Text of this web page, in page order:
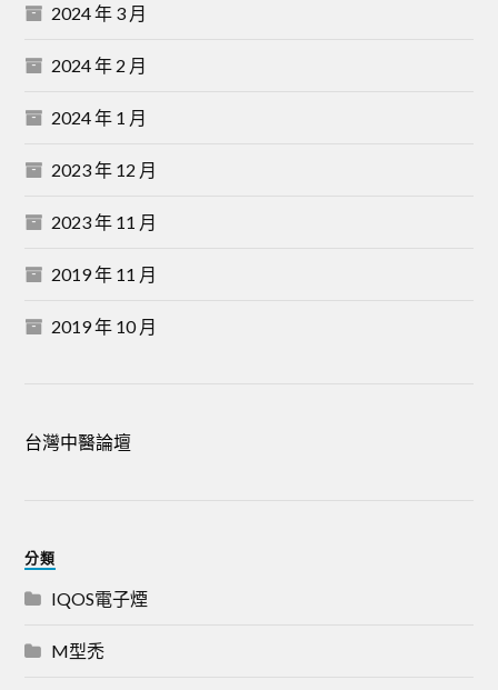
2024 年 3 月
2024 年 2 月
2024 年 1 月
2023 年 12 月
2023 年 11 月
2019 年 11 月
2019 年 10 月
台灣中醫論壇
分類
IQOS電子煙
M型禿